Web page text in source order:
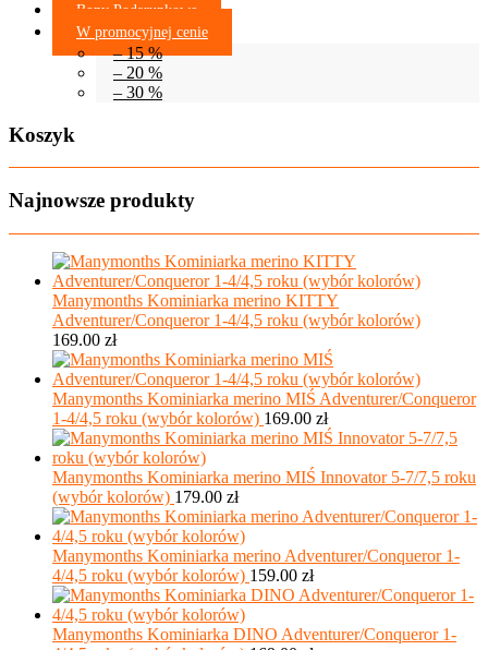
Bony Podarunkowe
W promocyjnej cenie
– 15 %
– 20 %
– 30 %
Koszyk
Najnowsze produkty
Manymonths Kominiarka merino KITTY
Adventurer/Conqueror 1-4/4,5 roku (wybór kolorów)
169.00 zł
Manymonths Kominiarka merino MIŚ Adventurer/Conqueror
1-4/4,5 roku (wybór kolorów) 169.00 zł
Manymonths Kominiarka merino MIŚ Innovator 5-7/7,5 roku
(wybór kolorów) 179.00 zł
Manymonths Kominiarka merino Adventurer/Conqueror 1-
4/4,5 roku (wybór kolorów) 159.00 zł
Manymonths Kominiarka DINO Adventurer/Conqueror 1-